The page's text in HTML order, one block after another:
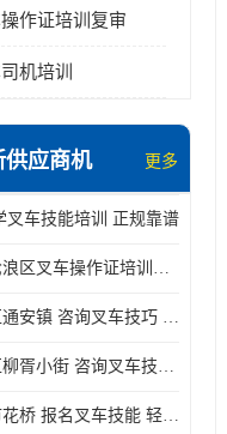
作证培训复审
机培训
供应商机 更多
叉车技能培训 正规靠谱
苏州沧浪区叉车操作证培训已更新科目
虎丘区通安镇 咨询叉车技巧 新政策已公布
吴江区柳胥小街 咨询叉车技巧 附近那家正规
昆山市花桥 报名叉车技能 轻松试学无压力